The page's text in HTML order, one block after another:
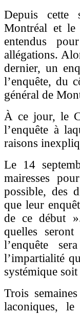
Depuis cette
Montréal et le
entendus
allégations.
dernier, un
l’enquête, du
général de
À ce jour, le
l’enquête à
raisons
Le 14
mairesses
possible, des
que leur
de ce début
quelles seront
l’enquête
l’impartialité
systémique
Trois
laconiques,